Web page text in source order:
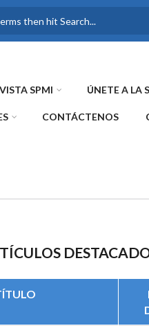
DE
SPMI ÚNETE A LA
CONTÁCTENOS